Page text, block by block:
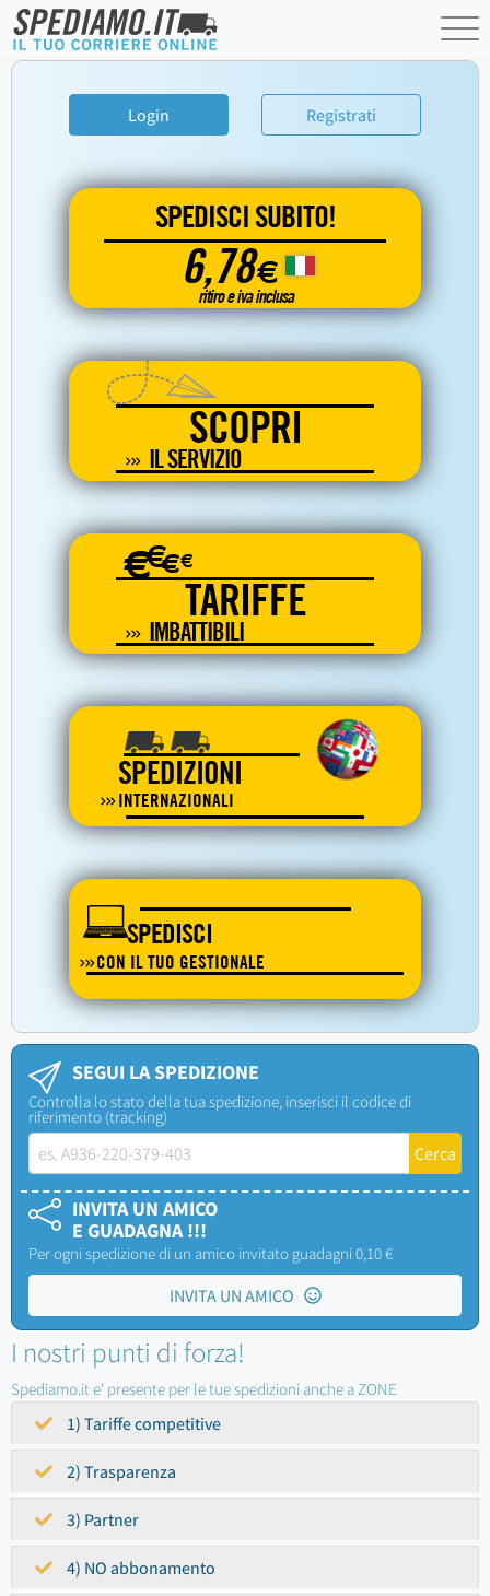
Login Registrati
SPEDISCI SUBITO!
6,78€
ritiro e iva inclusa
SCOPRI
IL SERVIZIO
€€€€
TARIFFE
IMBATTIBILI
SPEDIZIONI
INTERNAZIONALI
SPEDISCI
CON IL TUO GESTIONALE
SEGUI LA SPEDIZIONE
Controlla lo stato della tua spedizione, inserisci il codice di
riferimento (tracking)
INVITA UN AMICO
E GUADAGNA !!!
Per ogni spedizione di un amico invitato guadagni 0,10 €
INVITA UN AMICO
I nostri punti di forza!
Spediamo.it e' presente per le tue spedizioni anche a ZONE
1) Tariffe competitive
2) Trasparenza
3) Partner
4) NO abbonamento